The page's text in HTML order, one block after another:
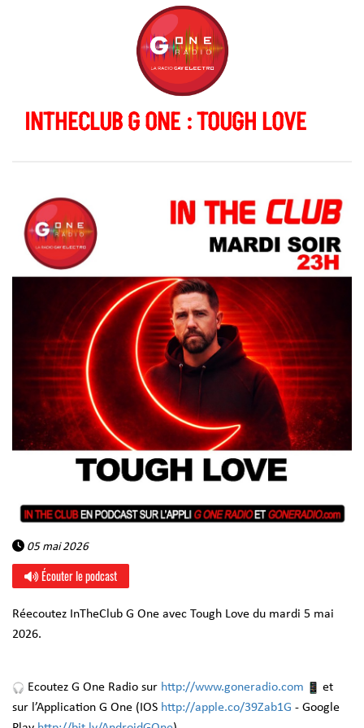
INTHECLUB G ONE : TOUGH LOVE
05 mai 2026
Écouter le podcast
Réecoutez InTheClub G One avec Tough Love du mardi 5 mai
2026.
Ecoutez G One Radio sur http://www.goneradio.com
et
sur l’Application G One (IOS http://apple.co/39Zab1G - Google